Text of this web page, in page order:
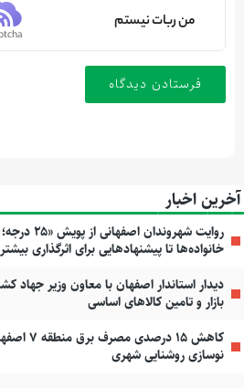
من ربات نیستم
آخرین اخبار
روایت
خانواده‌ها تا پیشنهادهایی برای اثرگذاری
دیدار استاندار اصفهان با معاون وزیر جهاد
بازار و تامین کالاهای اساسی
کاهش ۱۵
نوسازی روشنایی شهری